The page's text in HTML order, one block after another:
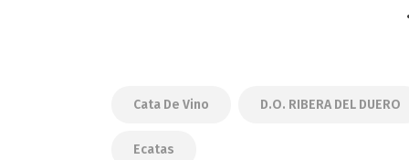
Cata De Vino D.O. RIBERA DEL DUERO
Ecatas